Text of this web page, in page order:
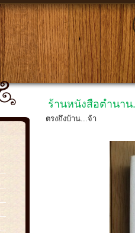
ร้านหนังสือตำนาน
ตรงถึงบ้าน...จ้า